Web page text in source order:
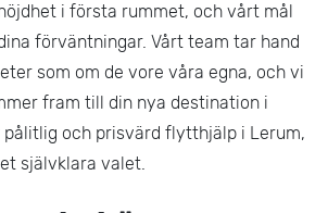
i första rummet, och vårt mål
förväntningar. Vårt team tar hand
som om de vore våra egna, och vi
fram till din nya destination i
pålitlig och prisvärd flytthjälp i Lerum,
självklara valet.